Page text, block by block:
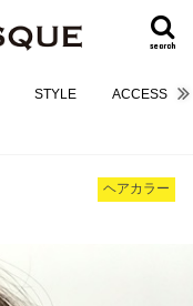
search
STYLE ACCESS
ヘアカラー